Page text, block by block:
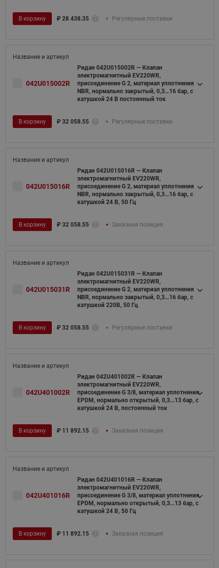
В корзину ₽ 28 438.35 Регулярные поставки
042U015002R
Ридан 042U015002R — Клапан
электромагнитный EV220WR,
присоединение G 2, материал уплотнения
NBR, нормально закрытый, 0,3…16 бар, с
катушкой 24 В постоянный ток
В корзину ₽ 32 058.55 Регулярные поставки
042U015016R
Ридан 042U015016R — Клапан
электромагнитный EV220WR,
присоединение G 2, материал уплотнения
NBR, нормально закрытый, 0,3…16 бар, с
катушкой 24 В, 50 Гц
В корзину ₽ 32 058.55 Заказная позиция
042U015031R
Ридан 042U015031R — Клапан
электромагнитный EV220WR,
присоединение G 2, материал уплотнения
NBR, нормально закрытый, 0,3…16 бар, с
катушкой 220В, 50 Гц
В корзину ₽ 32 058.55 Регулярные поставки
042U401002R
Ридан 042U401002R — Клапан
электромагнитный EV220WR,
присоединение G 3/8, материал уплотнения
EPDM, нормально открытый, 0,3…13 бар, с
катушкой 24 В, постоянный ток
В корзину ₽ 11 892.15 Заказная позиция
042U401016R
Ридан 042U401016R — Клапан
электромагнитный EV220WR,
присоединение G 3/8, материал уплотнения
EPDM, нормально открытый, 0,3…13 бар, с
катушкой 24 В, 50 Гц
В корзину ₽ 11 892.15 Заказная позиция